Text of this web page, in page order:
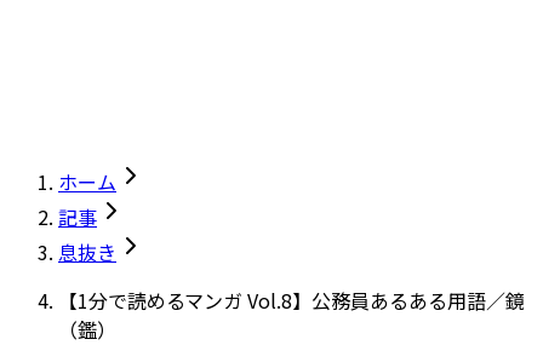
ホーム
記事
息抜き
【1分で読めるマンガ Vol.8】公務員あるある用語／鏡
（鑑）